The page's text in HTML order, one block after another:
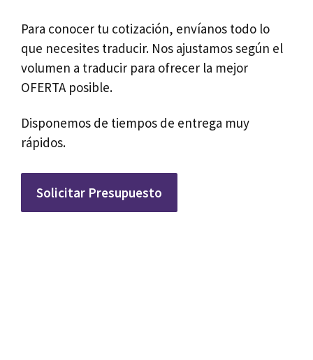
Para conocer tu cotización, envíanos todo lo
que necesites traducir. Nos ajustamos según el
volumen a traducir para ofrecer la mejor
OFERTA posible.
Disponemos de tiempos de entrega muy
rápidos.
Solicitar Presupuesto